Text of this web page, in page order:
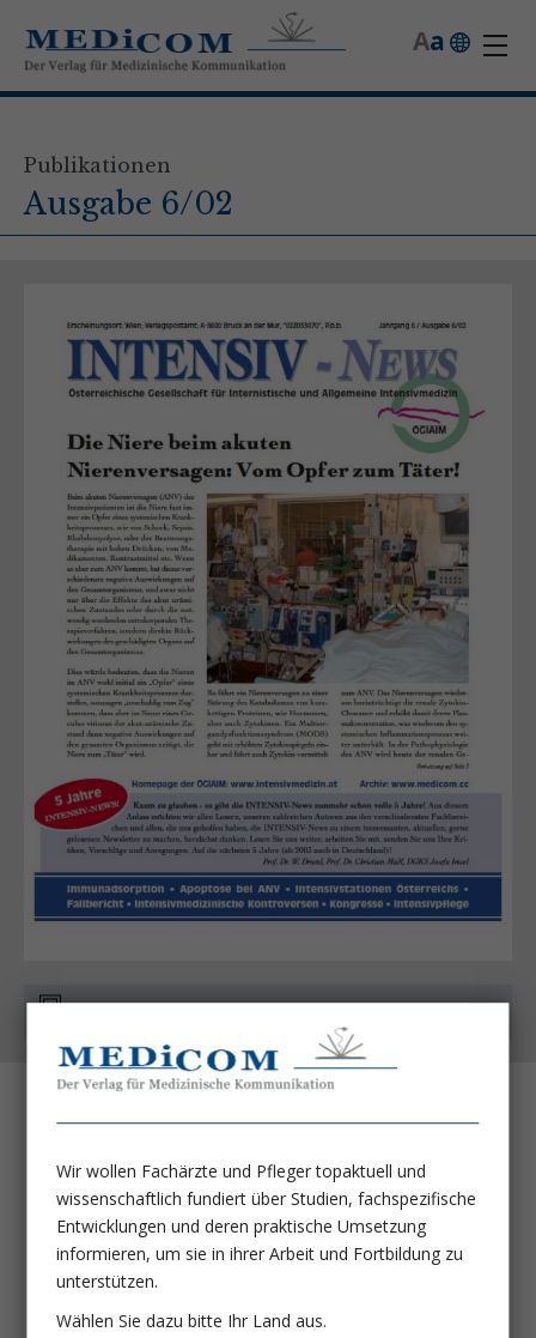
a
A
Publikationen
Ausgabe 6/02
Kostenfrei auch als App
Prof. Dr. Wilfred Druml
Immunadsorption
Ein neues intensivmedizinisches
Verfahren
Wir wollen Fachärzte und Pfleger topaktuell und
wissenschaftlich fundiert über Studien, fachspezifische
Entwicklungen und deren praktische Umsetzung
informieren, um sie in ihrer Arbeit und Fortbildung zu
unterstützen.
Wählen Sie dazu bitte Ihr Land aus.